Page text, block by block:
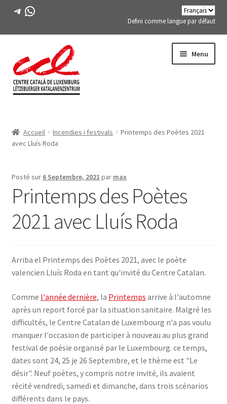
Télégramme
WhatsApp
Defini comme langue par défaut
la
navigation
au
contenu
Menu
menu
ACTIVITÉS
Expand
MEMBRES DE FES-TE
LIVRE
Accueil Incendies i festivals
Printemps des Poètes 2021
avec Lluís Roda
Posté sur 6 Septembre, 2021 par max
Printemps des Poètes
2021 avec Lluís Roda
Arriba el Printemps des Poètes 2021, avec le poète
valencien Lluís Roda en tant qu'invité du Centre Catalan.
Comme l'année dernière, la Printemps arrive à l'automne
après un report forcé par la situation sanitaire. Malgré les
difficultés, le Centre Catalan de Luxembourg n'a pas voulu
manquer l'occasion de participer à nouveau au plus grand
festival de poésie organisé par le Luxembourg. ce temps,
dates sont 24, 25 je 26 Septembre, et le thème est "Le
désir". Neuf poètes, y compris notre invité, ils avaient
récité vendredi, samedi et dimanche, dans trois scénarios
différents dans le pays.